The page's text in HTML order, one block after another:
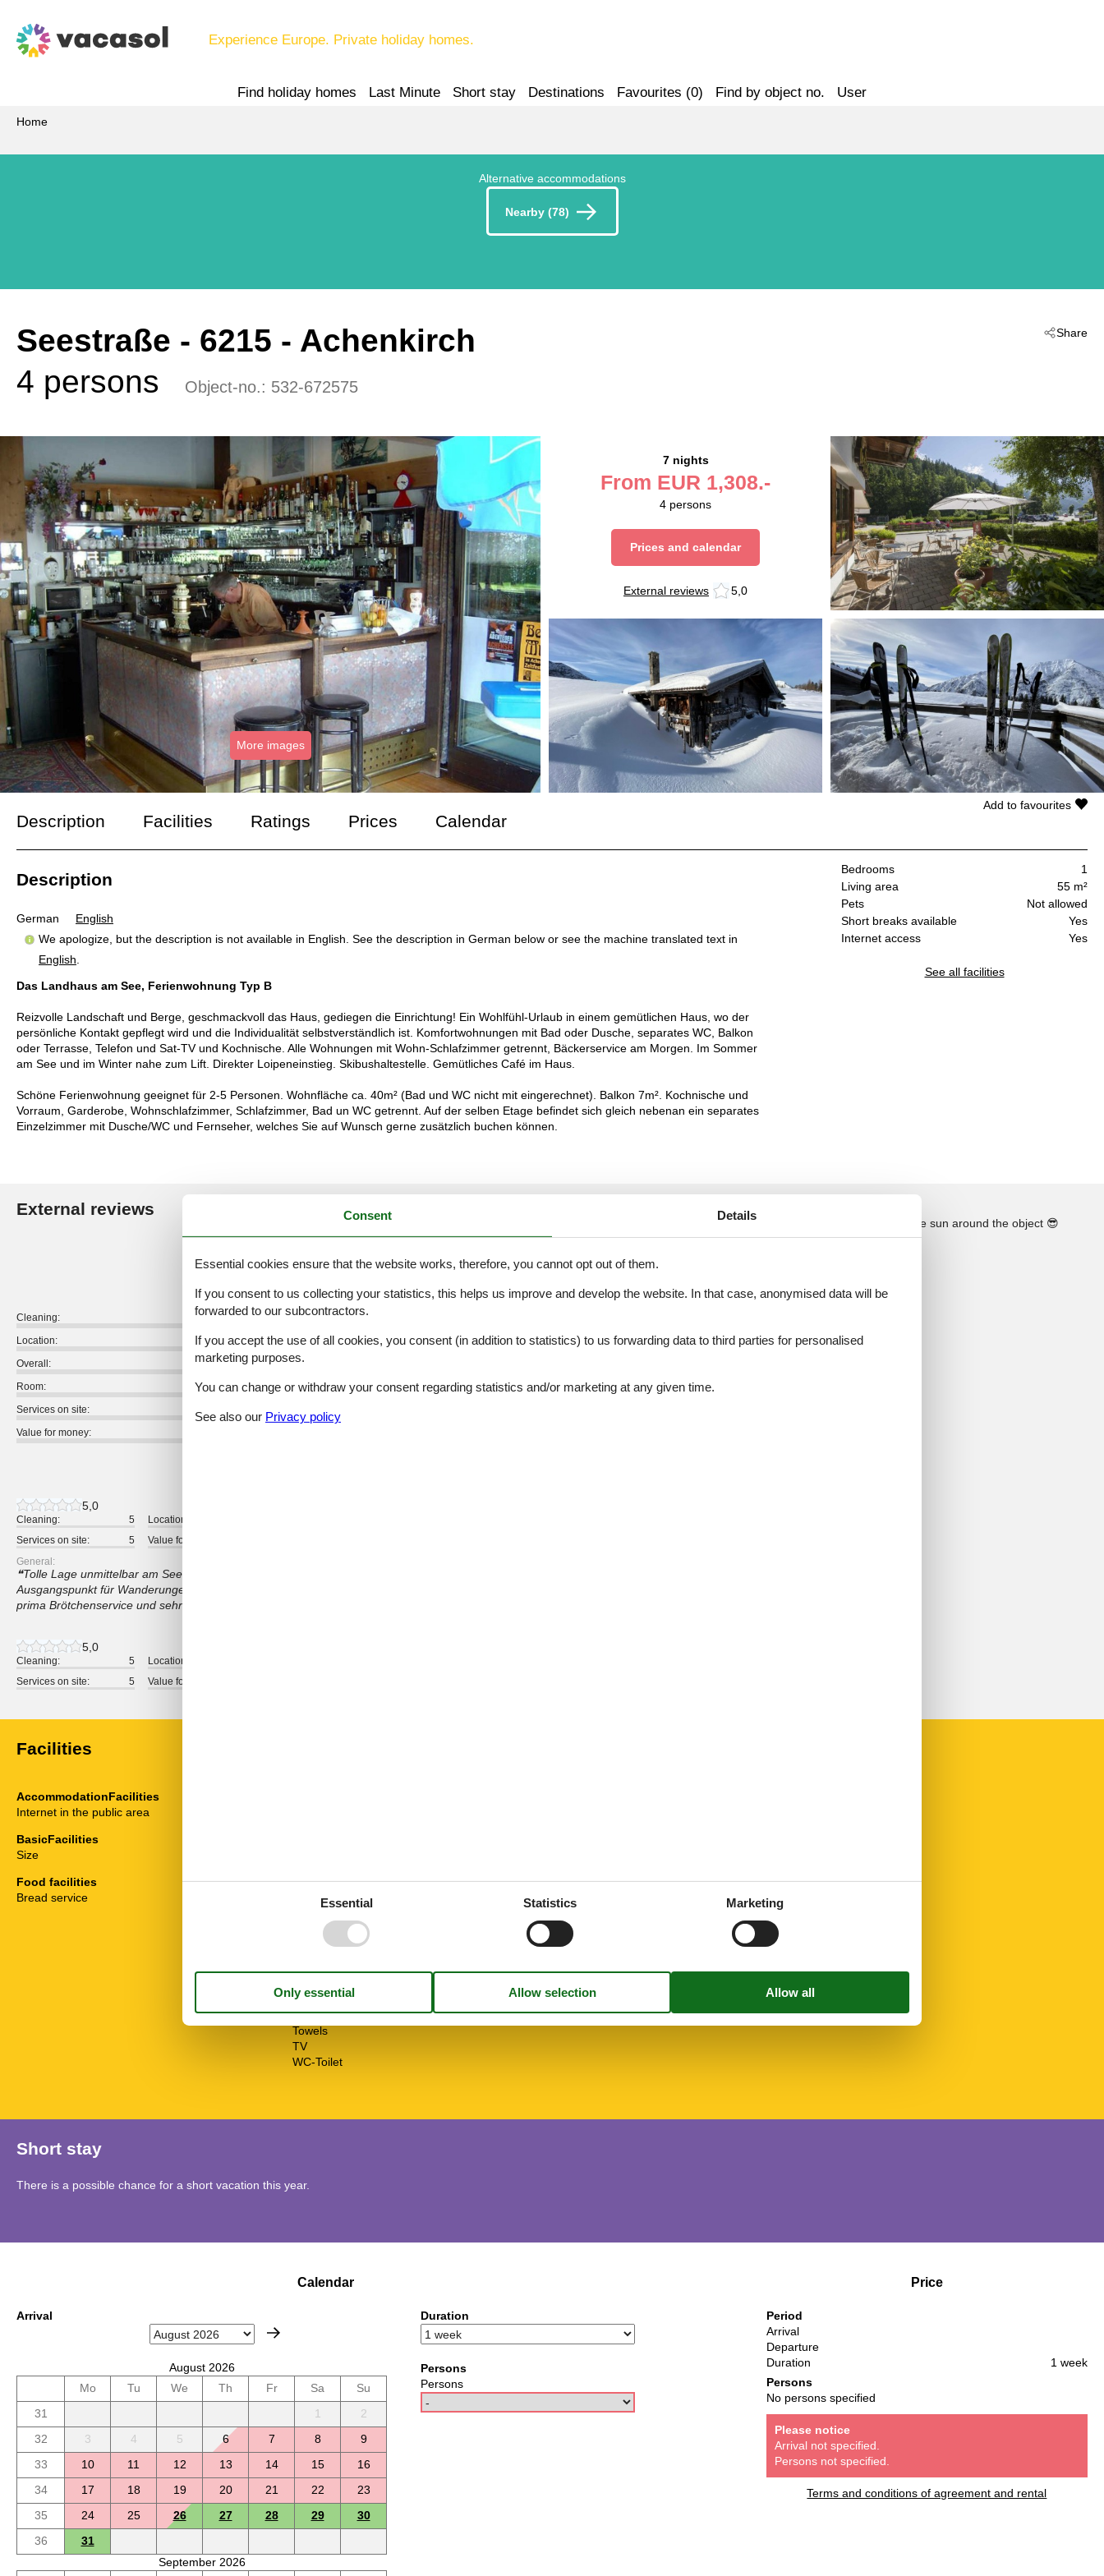
Experience Europe. Private holiday homes.
Find holiday homes Last Minute Short stay Destinations Favourites (0) Find by object no. User
Home
Alternative accommodations
Nearby (78)
Share
Seestraße - 6215 - Achenkirch
4 persons
Object-no.: 532-672575
More images
7 nights
From EUR 1,308.-
4 persons
Prices and calendar
External reviews 5,0
Description Facilities Ratings Prices Calendar
Bedrooms
1
Living area
55 m²
Pets
Not allowed
Short breaks available
Yes
Internet access
Yes
See all facilities
Add to favourites
Description
German
English
We apologize, but the description is not available in English. See the description in German below or see the machine translated text in
English.
Das Landhaus am See, Ferienwohnung Typ B
Reizvolle Landschaft und Berge, geschmackvoll das Haus, gediegen die Einrichtung! Ein Wohlfühl-Urlaub in einem gemütlichen Haus, wo der
persönliche Kontakt gepflegt wird und die Individualität selbstverständlich ist. Komfortwohnungen mit Bad oder Dusche, separates WC, Balkon
oder Terrasse, Telefon und Sat-TV und Kochnische. Alle Wohnungen mit Wohn-Schlafzimmer getrennt, Bäckerservice am Morgen. Im Sommer
am See und im Winter nahe zum Lift. Direkter Loipeneinstieg. Skibushaltestelle. Gemütliches Café im Haus.
Schöne Ferienwohnung geeignet für 2-5 Personen. Wohnfläche ca. 40m² (Bad und WC nicht mit eingerechnet). Balkon 7m². Kochnische und
Vorraum, Garderobe, Wohnschlafzimmer, Schlafzimmer, Bad un WC getrennt. Auf der selben Etage befindet sich gleich nebenan ein separates
Einzelzimmer mit Dusche/WC und Fernseher, welches Sie auf Wunsch gerne zusätzlich buchen können.
External reviews Our guest reviews
5,0
Cleaning:
Location:
5,0
Overall:
Room:
5,0
Services on site:
Value for money:
5,0
Cleaning: 5 Location:
Services on site:
5 Value for money:
General:
Tolle Lage unmittelbar am See mit Wasserspielplatz und Tretbotverleih, sehr guter
Ausgangspunkt für Wanderungen entlang des Sees. Sehr saubere und gemütliche Unterkunft mit
prima Brötchenservice und sehr netter und herzlicher Gastgeberin. Parkplatz direkt vorm Haus.
5,0
Cleaning: 5 Location:
Services on site:
5 Value for money:
See nearby objects See the course of the sun around the object 😎
Facilities
AccommodationFacilities
Internet in the public area
BasicFacilities
Size
Food facilities
Bread service
Bread service
Double bed
Fridge
Oven
Shower/toilet
Telephone
Towels
TV
WC-Toilet
Short stay
There is a possible chance for a short vacation this year.
Calendar
Arrival
August 2026
Mo
Tu We Th Fr Sa
Su
31
1
2
32
3 4 5 6 7 8
9
33
10 11 12 13 14 15
16
34
17 18 19 20 21 22
23
35
24 25 26 27 28 29
30
36
31
September 2026
Duration
Persons
Persons
Price
Period
Arrival
Departure
Duration
1 week
Persons
No persons specified
Please notice
Arrival not specified.
Persons not specified.
Terms and conditions of agreement and rental
Consent Details
Essential cookies ensure that the website works, therefore, you cannot opt out of them.
If you consent to us collecting your statistics, this helps us improve and develop the website. In that case, anonymised data will be
forwarded to our subcontractors.
If you accept the use of all cookies, you consent (in addition to statistics) to us forwarding data to third parties for personalised
marketing purposes.
You can change or withdraw your consent regarding statistics and/or marketing at any given time.
See also our Privacy policy
Essential Statistics Marketing